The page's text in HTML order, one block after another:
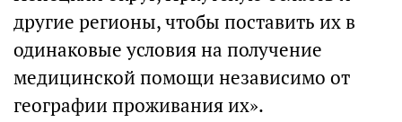
другие регионы, чтобы поставить их в
одинаковые условия на получение
медицинской помощи независимо от
географии проживания их».